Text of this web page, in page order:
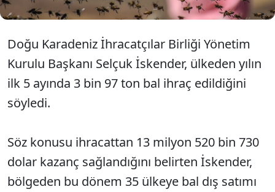
Doğu Karadeniz İhracatçılar Birliği Yönetim
Kurulu Başkanı Selçuk İskender, ülkeden yılın
ilk 5 ayında 3 bin 97 ton bal ihraç edildiğini
söyledi.
Söz konusu ihracattan 13 milyon 520 bin 730
dolar kazanç sağlandığını belirten İskender,
bölgeden bu dönem 35 ülkeye bal dış satımı